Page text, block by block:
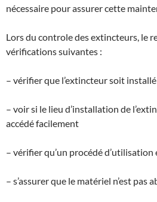
nécessaire pour assurer cette
Lors du controle des extincteurs, le
vérifications suivantes :
– vérifier que l’extincteur soit
– voir si le lieu d’installation de
accédé facilement
– vérifier qu’un procédé
– s’assurer que le matériel n’est pas